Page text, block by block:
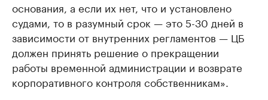
основания, а если их нет, что и установлено
судами, то в разумный срок — это 5-30 дней в
зависимости от внутренних регламентов — ЦБ
должен принять решение о прекращении
работы временной администрации и возврате
корпоративного контроля собственникам».